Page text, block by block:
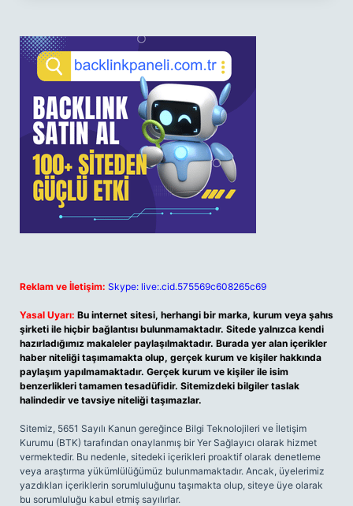
Reklam ve İletişim: Skype: live:.cid.575569c608265c69
Yasal Uyarı: Bu internet sitesi, herhangi bir marka, kurum veya şahıs
şirketi ile hiçbir bağlantısı bulunmamaktadır. Sitede yalnızca kendi
hazırladığımız makaleler paylaşılmaktadır. Burada yer alan içerikler
haber niteliği taşımamakta olup, gerçek kurum ve kişiler hakkında
paylaşım yapılmamaktadır. Gerçek kurum ve kişiler ile isim
benzerlikleri tamamen tesadüfidir. Sitemizdeki bilgiler taslak
halindedir ve tavsiye niteliği taşımazlar.
Sitemiz, 5651 Sayılı Kanun gereğince Bilgi Teknolojileri ve İletişim
Kurumu (BTK) tarafından onaylanmış bir Yer Sağlayıcı olarak hizmet
vermektedir. Bu nedenle, sitedeki içerikleri proaktif olarak denetleme
veya araştırma yükümlülüğümüz bulunmamaktadır. Ancak, üyelerimiz
yazdıkları içeriklerin sorumluluğunu taşımakta olup, siteye üye olarak
bu sorumluluğu kabul etmiş sayılırlar.